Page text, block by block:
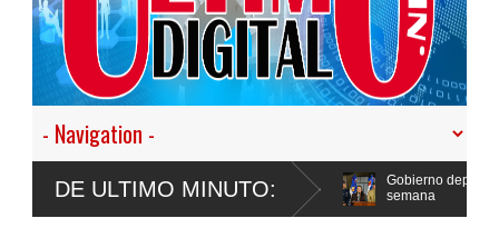
DE ULTIMO MINUTO:
y promete cero impunidad ante
Gobierno deportó 7,237
semana